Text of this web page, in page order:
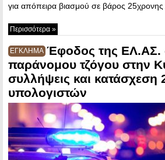
για απόπειρα βιασμού σε βάρος
Περισσότερα »
ΕΓΚΛΗΜΑ Έφοδος της ΕΛ.ΑΣ.
παράνομου τζόγου στην
συλλήψεις και κατάσχεση
υπολογιστών